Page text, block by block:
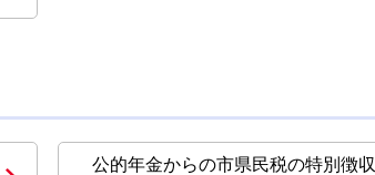
公的年金からの市県民税の特別徴収